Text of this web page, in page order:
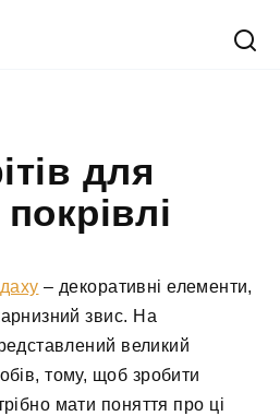
для
– декоративні елементи,
звис. На
великий
тому, щоб зробити
мати поняття про ці